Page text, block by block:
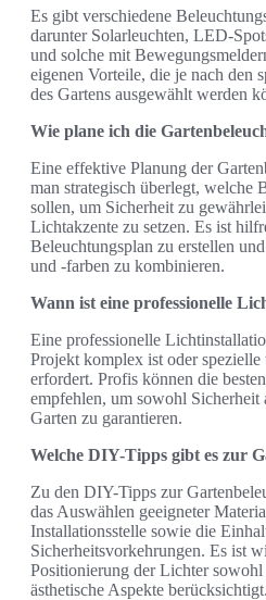
Es gibt verschiedene
darunter Solarleuchten, LED-
und solche mit
eigenen Vorteile, die je nach den
des Gartens ausgewählt werden
Wie plane ich die
Eine effektive Planung der
man strategisch überlegt, welche
sollen, um Sicherheit zu
Lichtakzente zu setzen. Es ist
Beleuchtungsplan zu erstellen
und -farben zu kombinieren.
Wann ist eine professionelle
Eine professionelle
Projekt komplex ist oder spezielle
erfordert. Profis können die
empfehlen, um sowohl Sicherheit
Garten zu garantieren.
Welche DIY-Tipps gibt es zur
Zu den DIY-Tipps zur
das Auswählen geeigneter
Installationsstelle sowie die
Sicherheitsvorkehrungen. Es ist
Positionierung der Lichter
ästhetische Aspekte berücksichtigt.